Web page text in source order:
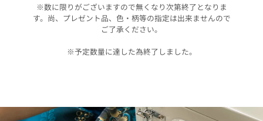
※数に限りがございますので無くなり次第終了となりま
す。尚、プレゼント品、色・柄等の指定は出来ませんので
ご了承ください。
※予定数量に達した為終了しました。